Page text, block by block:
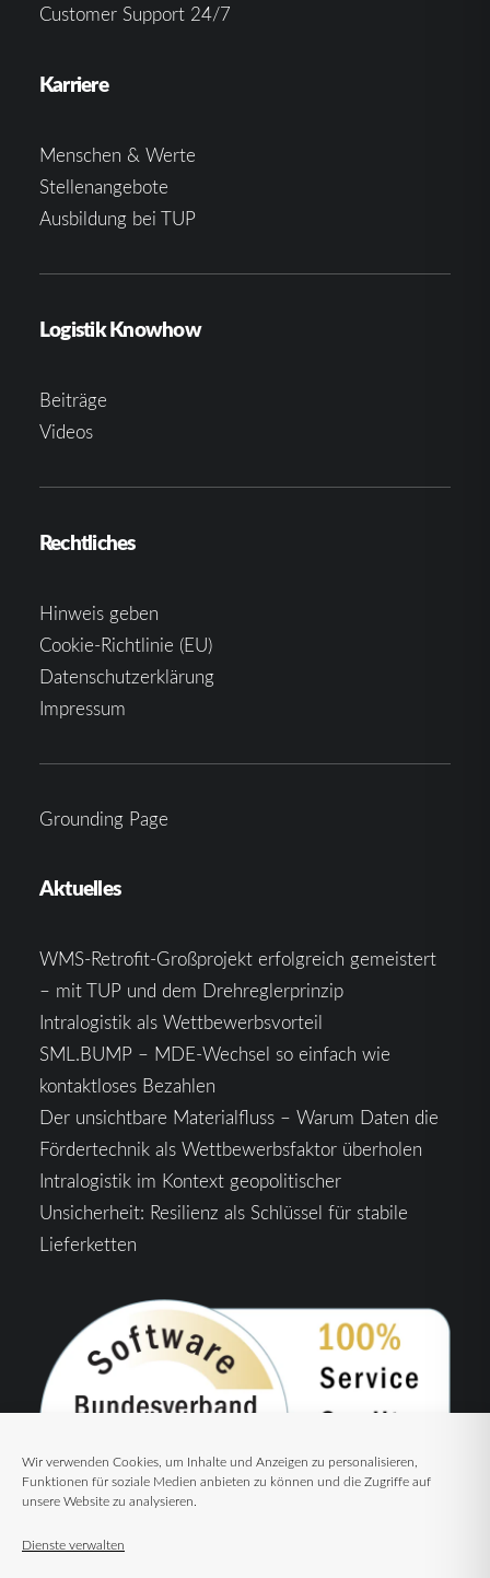
Wir verwenden Cookies, um Inhalte und Anzeigen zu personalisieren,
Funktionen für soziale Medien anbieten zu können und die Zugriffe auf
unsere Website zu analysieren.
Dienste verwalten
Customer Support 24/7
Karriere
Menschen & Werte
Stellenangebote
Ausbildung bei TUP
Logistik Knowhow
Beiträge
Videos
Rechtliches
Hinweis geben
Cookie-Richtlinie (EU)
Datenschutzerklärung
Impressum
Grounding Page
Aktuelles
WMS-Retrofit-Großprojekt erfolgreich gemeistert
– mit TUP und dem Drehreglerprinzip
Intralogistik als Wettbewerbsvorteil
SML.BUMP – MDE-Wechsel so einfach wie
kontaktloses Bezahlen
Der unsichtbare Materialfluss – Warum Daten die
Fördertechnik als Wettbewerbsfaktor überholen
Intralogistik im Kontext geopolitischer
Unsicherheit: Resilienz als Schlüssel für stabile
Lieferketten